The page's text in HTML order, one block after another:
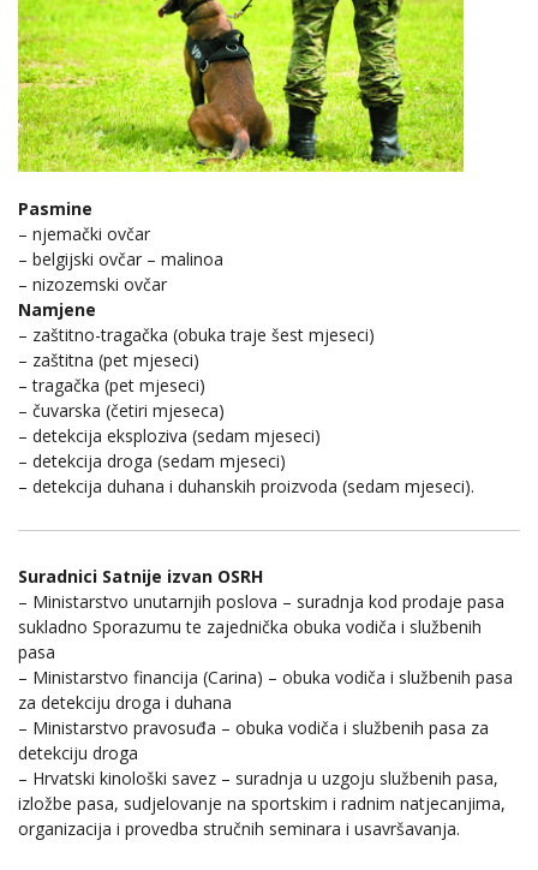
Pasmine
– njemački ovčar
– belgijski ovčar – malinoa
– nizozemski ovčar
Namjene
– zaštitno-tragačka (obuka traje šest mjeseci)
– zaštitna (pet mjeseci)
– tragačka (pet mjeseci)
– čuvarska (četiri mjeseca)
– detekcija eksploziva (sedam mjeseci)
– detekcija droga (sedam mjeseci)
– detekcija duhana i duhanskih proizvoda (sedam mjeseci).
Suradnici Satnije izvan OSRH
– Ministarstvo unutarnjih poslova – suradnja kod prodaje pasa
sukladno Sporazumu te zajednička obuka vodiča i službenih
pasa
– Ministarstvo financija (Carina) – obuka vodiča i službenih pasa
za detekciju droga i duhana
– Ministarstvo pravosuđa – obuka vodiča i službenih pasa za
detekciju droga
– Hrvatski kinološki savez – suradnja u uzgoju službenih pasa,
izložbe pasa, sudjelovanje na sportskim i radnim natjecanjima,
organizacija i provedba stručnih seminara i usavršavanja.